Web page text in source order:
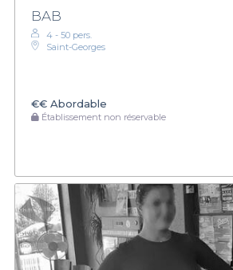
BAB
4 - 50 pers.
Saint-Georges
€€ Abordable
Établissement non réservable